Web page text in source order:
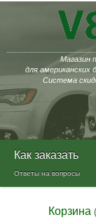
Магазин
для американских
Система
Как заказать
Ответы на вопросы
Корзина (